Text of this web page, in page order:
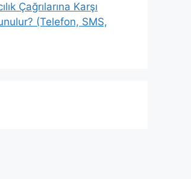
Çağrılarına Karşı
(Telefon, SMS,